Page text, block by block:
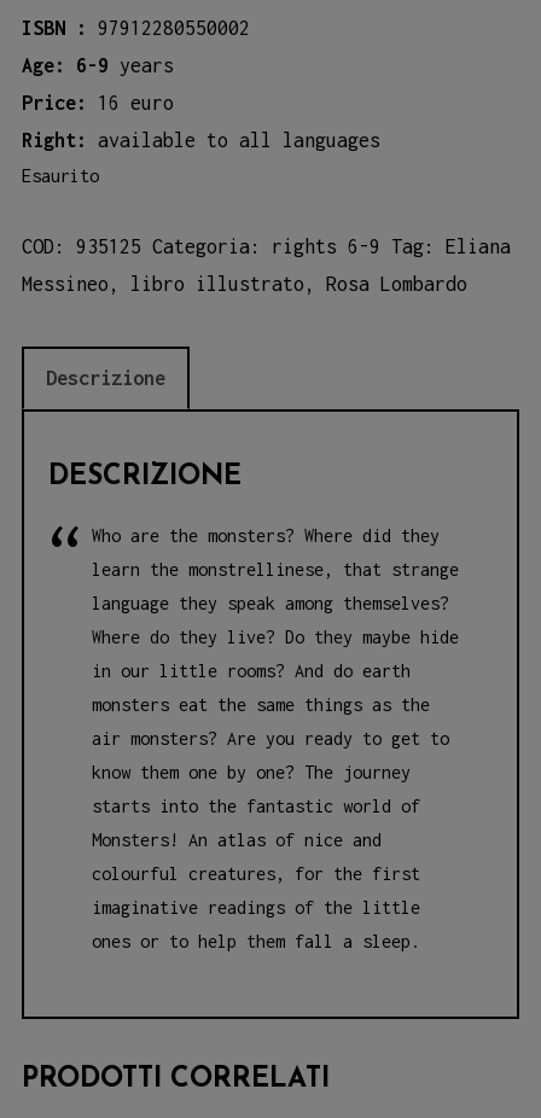
ISBN : 97912280550002
Age: 6-9 years
Price: 16 euro
Right: available to all languages
Esaurito
COD: 935125 Categoria: rights 6-9 Tag: Eliana
Messineo , libro illustrato , Rosa Lombardo
Descrizione
DESCRIZIONE
Who are the monsters? Where did they
learn the monstrellinese, that strange
language they speak among themselves?
Where do they live? Do they maybe hide
in our little rooms? And do earth
monsters eat the same things as the
air monsters? Are you ready to get to
know them one by one? The journey
starts into the fantastic world of
Monsters! An atlas of nice and
colourful creatures, for the first
imaginative readings of the little
ones or to help them fall a sleep.
PRODOTTI CORRELATI